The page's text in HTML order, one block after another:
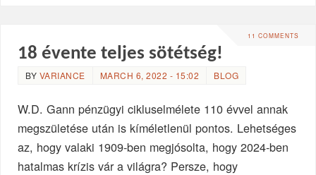
11 COMMENTS
18 évente teljes sötétség!
BY VARIANCE MARCH 6, 2022 - 15:02 BLOG
W.D. Gann pénzügyi cikluselmélete 110 évvel annak
megszületése után is kíméletlenül pontos. Lehetséges
az, hogy valaki 1909-ben megjósolta, hogy 2024-ben
hatalmas krízis vár a világra? Persze, hogy